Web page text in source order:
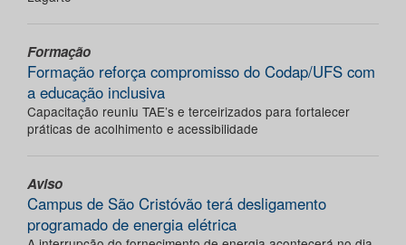
Formação
Formação reforça compromisso do Codap/UFS com
a educação inclusiva
Capacitação reuniu TAE’s e terceirizados para fortalecer
práticas de acolhimento e acessibilidade
Aviso
Campus de São Cristóvão terá desligamento
programado de energia elétrica